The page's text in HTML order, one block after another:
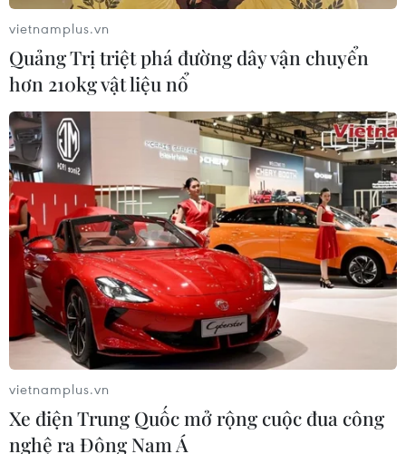
toàn cầu năm 2030
08/08/2026 02:11
Cần Thơ thúc đẩy hợp tác du lịch với
đối tác Hàn Quốc
07/08/2026 12:46
Hàn Quốc áp dụng ưu đãi thuế hỗ
trợ 6 ngành công nghiệp chiến lược
07/08/2026 10:21
Trung Quốc hoàn thành bản đồ địa
chất mới của toàn bộ Mặt Trăng
07/08/2026 08:52
vietnamplus.vn
Quảng Trị triệt phá đường dây vận chuyển
hơn 210kg vật liệu nổ
vietnamplus.vn
Xe điện Trung Quốc mở rộng cuộc đua công
nghệ ra Đông Nam Á